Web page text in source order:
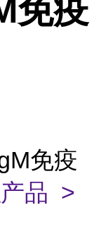
免疫
免疫
品 >